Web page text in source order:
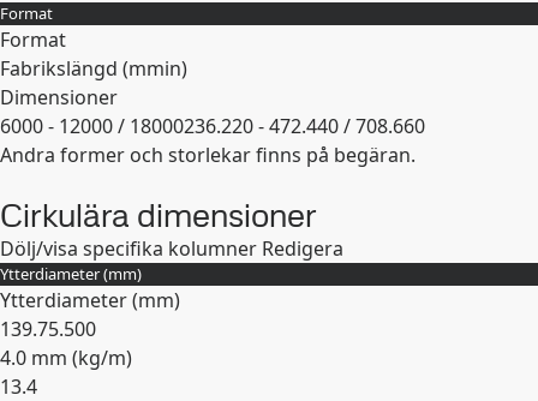
Expandera
Format
Format
Fabrikslängd (mmin)
Dimensioner
6000 - 12000 / 18000236.220 - 472.440 / 708.660
Expandera
Andra former och storlekar finns på begäran.
Cirkulära dimensioner
Dölj/visa specifika kolumner Redigera
Ytterdiameter (mm)
Ytterdiameter (mm)
139.75.500
4.0 mm (kg/m)
13.4